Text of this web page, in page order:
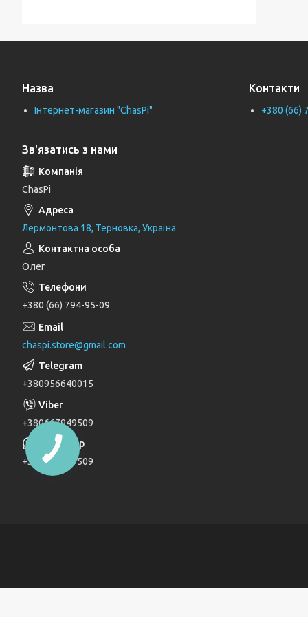
Труби каналізаційні
Унітази
Циркуляційні насоси
Генератори
Шлангові під'єднання та перемикаючі
вентилі
Тримачі, кронштейни та штанги для
душу
Лійки для душу
Душові комплекти
Трапи
Паяльники для пластикових труб
Дзеркала
Дитячі ліжечка
Кухонні модулі
Назва
Інтернет-магазин "ChasPi"
Контакти
+380 (66)
Зв'язатись з нами
ChasPi
Лермонтова 18, Терновка, Україна
Олег
+380 (66) 794-95-09
chaspi.store@gmail.com
+380956640015
+380667949509
+380667949509